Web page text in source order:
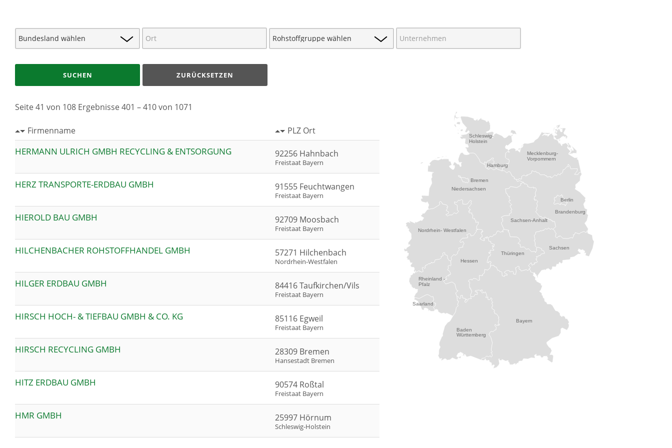
SUCHEN ZURÜCKSETZEN
Seite 41 von 108 Ergebnisse 401 – 410 von 1071
Firmenname PLZ Ort
HERMANN ULRICH GMBH RECYCLING & ENTSORGUNG 92256 Hahnbach
Freistaat Bayern
HERZ TRANSPORTE-ERDBAU GMBH 91555 Feuchtwangen
Freistaat Bayern
HIEROLD BAU GMBH 92709 Moosbach
Freistaat Bayern
HILCHENBACHER ROHSTOFFHANDEL GMBH 57271 Hilchenbach
Nordrhein-Westfalen
HILGER ERDBAU GMBH 84416 Taufkirchen/Vils
Freistaat Bayern
HIRSCH HOCH- & TIEFBAU GMBH & CO. KG 85116 Egweil
Freistaat Bayern
HIRSCH RECYCLING GMBH 28309 Bremen
Hansestadt Bremen
HITZ ERDBAU GMBH 90574 Roßtal
Freistaat Bayern
HMR GMBH 25997 Hörnum
Schleswig-Holstein
Baden
Württemberg
Bayern
Brandenburg
Hessen
Mecklenburg-
Vorpommern
Niedersachsen
Nordrhein- Westfalen
Rheinland -
Pfalz
Sachsen
Sachsen-Anhalt
Schleswig-
Holstein
Thüringen
Berlin
Bremen
Hamburg
Saarland